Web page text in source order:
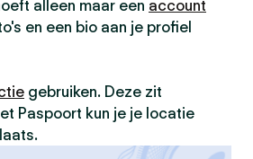
alleen maar een account
en een bio aan je profiel
gebruiken. Deze zit
Paspoort kun je je locatie